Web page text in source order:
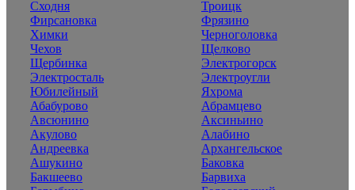
Сходня
Троицк
Фирсановка
Фрязино
Химки
Черноголовка
Чехов
Щелково
Щербинка
Электрогорск
Электросталь
Электроугли
Юбилейный
Яхрома
Абабурово
Абрамцево
Авсюнино
Аксиньино
Акулово
Алабино
Андреевка
Архангельское
Ашукино
Баковка
Бакшеево
Барвиха